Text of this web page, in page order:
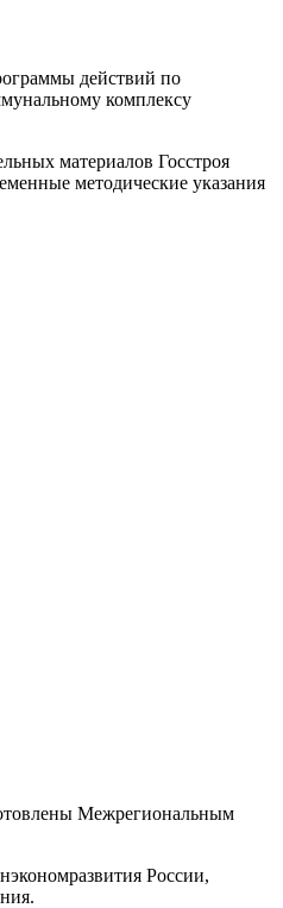
действий по
комплексу
материалов Госстроя
методические указания
Межрегиональным
России,